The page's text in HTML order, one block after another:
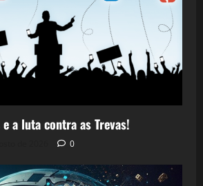
a luta contra as Trevas!
0